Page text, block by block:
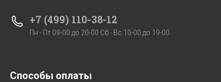
+7 (499) 110-38-12
Пн - Пт 09-00 до 20-00 Сб - Вс 10-00 до 19-00
Способы оплаты